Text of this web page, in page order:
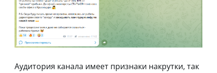
Аудитория канала имеет признаки накрутки, так